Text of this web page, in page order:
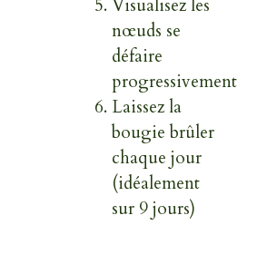
Visualisez les
nœuds se
défaire
progressivement
Laissez la
bougie brûler
chaque jour
(idéalement
sur 9 jours)